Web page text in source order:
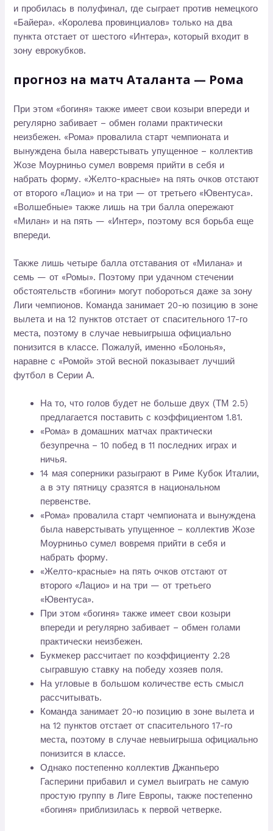
и пробилась в полуфинал, где сыграет против немецкого
«Байера». «Королева провинциалов» только на два
пункта отстает от шестого «Интера», который входит в
зону еврокубков.
прогноз на матч Аталанта — Рома
При этом «богиня» также имеет свои козыри впереди и
регулярно забивает – обмен голами практически
неизбежен. «Рома» провалила старт чемпионата и
вынуждена была наверстывать упущенное – коллектив
Жозе Моурниньо сумел вовремя прийти в себя и
набрать форму. «Желто-красные» на пять очков отстают
от второго «Лацио» и на три — от третьего «Ювентуса».
«Волшебные» также лишь на три балла опережают
«Милан» и на пять — «Интер», поэтому вся борьба еще
впереди.
Также лишь четыре балла отставания от «Милана» и
семь — от «Ромы». Поэтому при удачном стечении
обстоятельств «богини» могут побороться даже за зону
Лиги чемпионов. Команда занимает 20-ю позицию в зоне
вылета и на 12 пунктов отстает от спасительного 17-го
места, поэтому в случае невыигрыша официально
понизится в классе. Пожалуй, именно «Болонья»,
наравне с «Ромой» этой весной показывает лучший
футбол в Серии А.
На то, что голов будет не больше двух (ТМ 2.5)
предлагается поставить с коэффициентом 1.81.
«Рома» в домашних матчах практически
безупречна – 10 побед в 11 последних играх и
ничья.
14 мая соперники разыграют в Риме Кубок Италии,
а в эту пятницу сразятся в национальном
первенстве.
«Рома» провалила старт чемпионата и вынуждена
была наверстывать упущенное – коллектив Жозе
Моурниньо сумел вовремя прийти в себя и
набрать форму.
«Желто-красные» на пять очков отстают от
второго «Лацио» и на три — от третьего
«Ювентуса».
При этом «богиня» также имеет свои козыри
впереди и регулярно забивает – обмен голами
практически неизбежен.
Букмекер рассчитает по коэффициенту 2.28
сыгравшую ставку на победу хозяев поля.
На угловые в большом количестве есть смысл
рассчитывать.
Команда занимает 20-ю позицию в зоне вылета и
на 12 пунктов отстает от спасительного 17-го
места, поэтому в случае невыигрыша официально
понизится в классе.
Однако постепенно коллектив Джанпьеро
Гасперини прибавил и сумел выиграть не самую
простую группу в Лиге Европы, также постепенно
«богиня» приблизилась к первой четверке.